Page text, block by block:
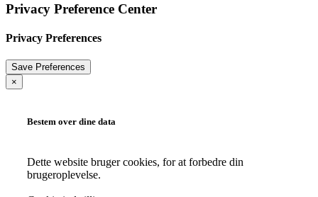
Privacy Preference Center
Privacy Preferences
×
Bestem over dine data
Dette website bruger cookies, for at forbedre din
brugeroplevelse.